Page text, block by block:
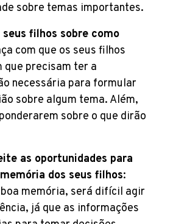
sobre temas importantes.
seus filhos sobre como
com que os seus filhos
que precisam ter a
necessária para formular
sobre algum tema. Além,
sobre o que dirão
as oportunidades para
dos seus filhos:
memória, será difícil agir
já que as informações